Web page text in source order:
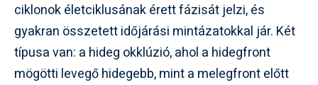
ciklonok életciklusának érett fázisát jelzi, és
gyakran összetett időjárási mintázatokkal jár. Két
típusa van: a hideg okklúzió, ahol a hidegfront
mögötti levegő hidegebb, mint a melegfront előtt